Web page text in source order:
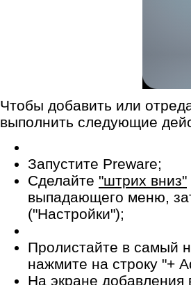
Чтобы добавить или
выполнить следующие
Запустите Preware;
Сделайте "штрих вниз"
выпадающего меню,
("Настройки");
Пролистайте в самый
нажмите на строку "+
На экране добавления